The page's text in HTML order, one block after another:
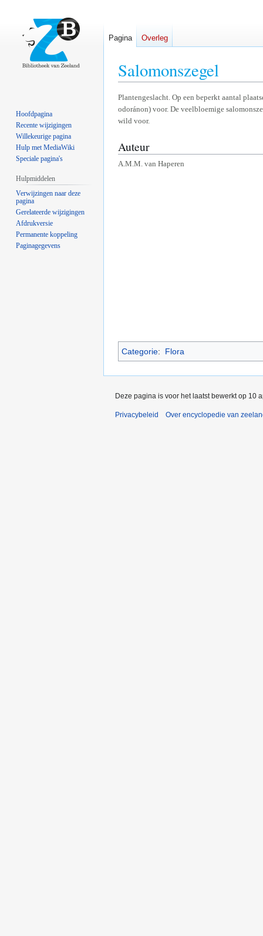
Salomonszegel
Naar
navigatie
springen
Naar
zoeken
springen
Plantengeslacht. Op een beperkt aantal
odoránon) voor. De veelbloemige
wild voor.
Auteur
A.M.M. van Haperen
Categorie: Flora
Pagina Overleg
Hoofdpagina
Recente wijzigingen
Willekeurige pagina
Hulp met MediaWiki
Speciale pagina's
Hulpmiddelen
Verwijzingen naar deze
pagina
Gerelateerde wijzigingen
Afdrukversie
Permanente koppeling
Paginagegevens
Deze pagina is voor het laatst bewerkt op 10
Privacybeleid Over encyclopedie van